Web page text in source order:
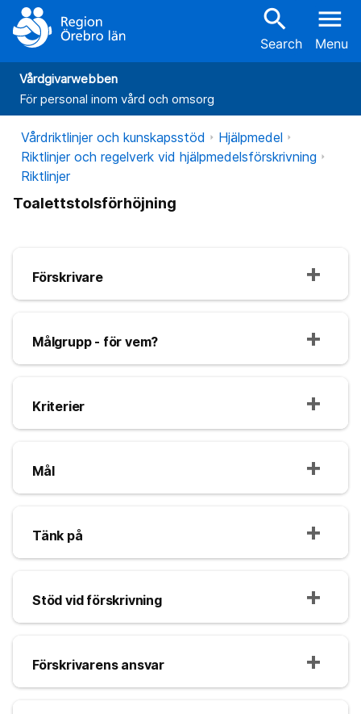
search
Search
menu
Menu
Vårdgivarwebben
För personal inom vård och omsorg
Vårdriktlinjer och kunskapsstöd
Hjälpmedel
Riktlinjer och regelverk vid hjälpmedelsförskrivning
Riktlinjer
Toalettstolsförhöjning
Förskrivare
Målgrupp - för vem?
Kriterier
Mål
Tänk på
Stöd vid förskrivning
Förskrivarens ansvar